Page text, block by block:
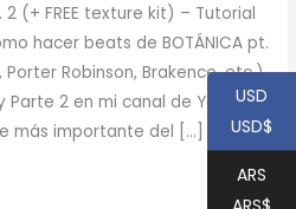
2 (+ FREE texture kit) – Tutorial
hacer beats de BOTÁNICA pt.
Porter Robinson, Brakence, etc.)
Parte 2 en mi canal de Youtube.
más importante del […]
USD
USD$
ARS